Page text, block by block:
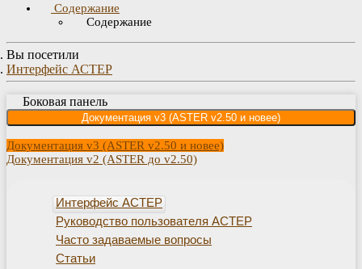
Содержание
Содержание
Вы посетили
Интерфейс АСТЕР
Боковая панель
Документация v3 (ASTER v2.50 и новее)
Документация v3 (ASTER v2.50 и новее)
Документация v2 (ASTER до v2.50)
Интерфейс АСТЕР
Руководство пользователя АСТЕР
Часто задаваемые вопросы
Статьи